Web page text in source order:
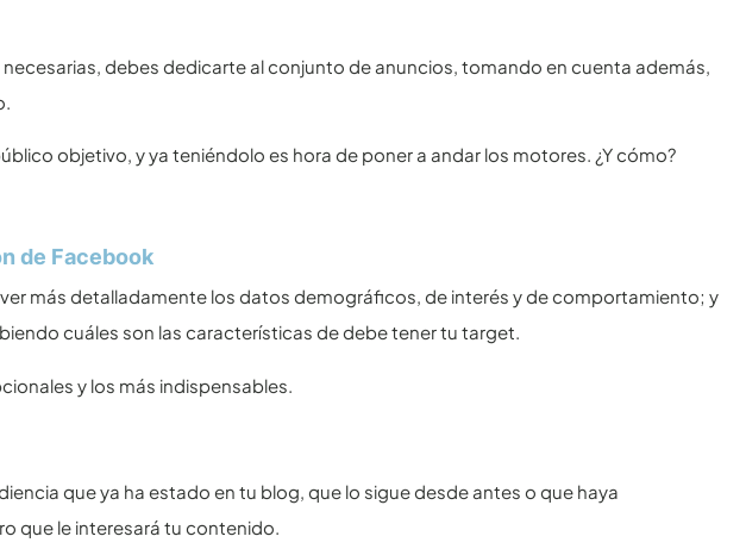
debes dedicarte al conjunto de anuncios, tomando en cuenta además,
objetivo, y ya teniéndolo es hora de poner a andar los motores. ¿Y cómo?
de Facebook
más detalladamente los datos demográficos, de interés y de comportamiento; y
cuáles son las características de debe tener tu target.
y los más indispensables.
que ya ha estado en tu blog, que lo sigue desde antes o que haya
que le interesará tu contenido.